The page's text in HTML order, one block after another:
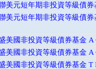
美元短年期非投資等級債
美元短年期非投資等級債
美國非投資等級債券基金 A
美國非投資等級債券基金 A
美國非投資等級債券基金 T